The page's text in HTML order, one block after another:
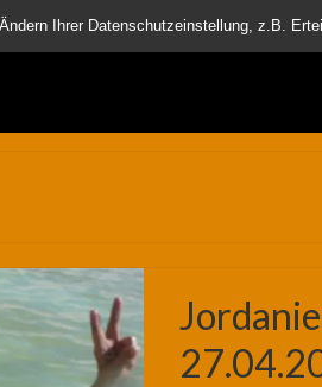
Unsere Rappelkiste Länder
Ihrer Datenschutzeinstellung, z.B.